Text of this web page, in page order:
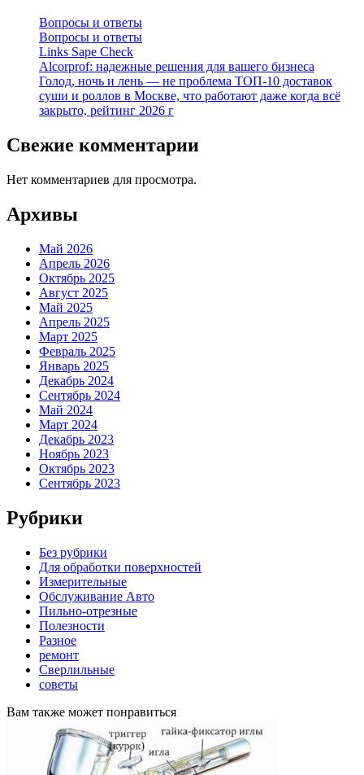
Вопросы и ответы
Вопросы и ответы
Links Sape Check
Alcorprof: надежные решения для вашего бизнеса
Голод, ночь и лень — не проблема ТОП-10 доставок
суши и роллов в Москве, что работают даже когда всё
закрыто, рейтинг 2026 г
Свежие комментарии
Нет комментариев для просмотра.
Архивы
Май 2026
Апрель 2026
Октябрь 2025
Август 2025
Май 2025
Апрель 2025
Март 2025
Февраль 2025
Январь 2025
Декабрь 2024
Сентябрь 2024
Май 2024
Март 2024
Декабрь 2023
Ноябрь 2023
Октябрь 2023
Сентябрь 2023
Рубрики
Без рубрики
Для обработки поверхностей
Измерительные
Обслуживание Авто
Пильно-отрезные
Полезности
Разное
ремонт
Сверлильные
советы
Вам также может понравиться